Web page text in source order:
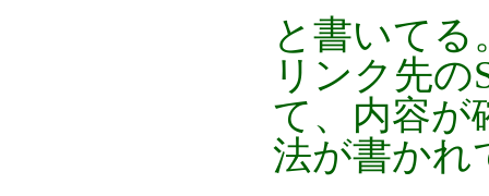
と書いてる
リンク先
て、内容が
法が書かれ